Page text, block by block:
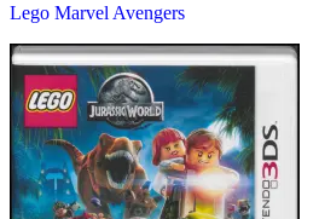
Lego Marvel Avengers